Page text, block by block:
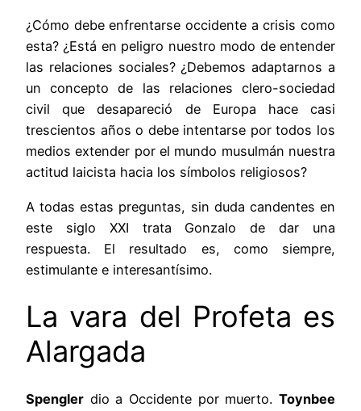
¿Cómo debe enfrentarse occidente a crisis como
esta? ¿Está en peligro nuestro modo de entender
las relaciones sociales? ¿Debemos adaptarnos a
un concepto de las relaciones clero-sociedad
civil que desapareció de Europa hace casi
trescientos años o debe intentarse por todos los
medios extender por el mundo musulmán nuestra
actitud laicista hacia los símbolos religiosos?
A todas estas preguntas, sin duda candentes en
este siglo XXI trata Gonzalo de dar una
respuesta. El resultado es, como siempre,
estimulante e interesantísimo.
La vara del Profeta es
Alargada
Spengler dio a Occidente por muerto. Toynbee